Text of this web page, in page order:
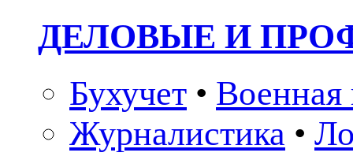
ДЕЛОВЫЕ И
Бухучет • Военная
Журналистика •